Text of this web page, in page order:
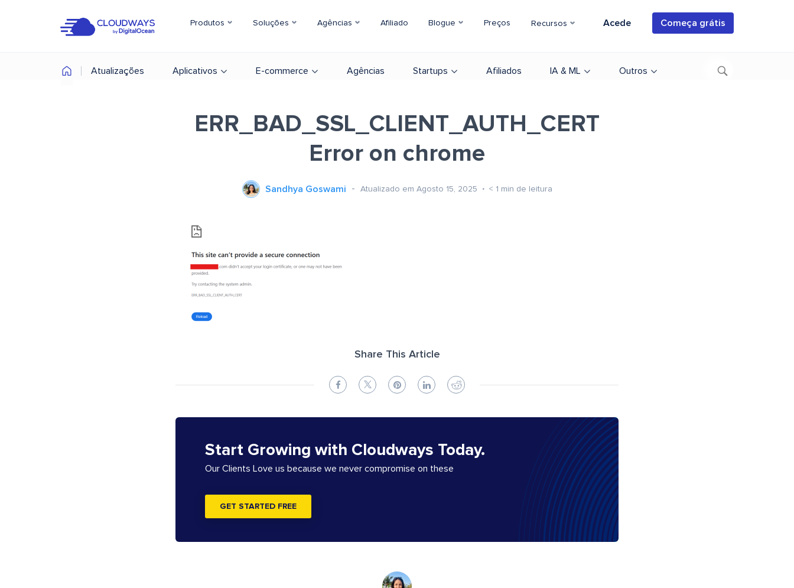
Produtos Soluções Agências Afiliado Blogue Preços Recursos Acede Começa grátis
Atualizações Aplicativos E-commerce Agências Startups Afiliados IA & ML Outros
ERR_BAD_SSL_CLIENT_AUTH_CERT
Error on chrome
Sandhya Goswami Atualizado em Agosto 15, 2025 < 1 min de leitura
Share This Article
Start Growing with Cloudways Today.
Our Clients Love us because we never compromise on these
GET STARTED FREE